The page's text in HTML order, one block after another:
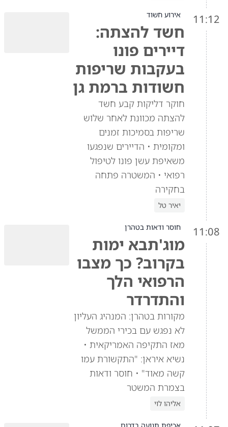
11:12 אירוע חשוד
חשד להצתה:
דיירים פונו
בעקבות שריפות
חשודות ברמת גן
חוקר דליקות קבע חשד
להצתה מכוונת לאחר שלוש
שריפות בסמיכות זמנים
ומקומית • הדיירים שנפגעו
משאיפת עשן פונו לטיפול
רפואי • המשטרה פתחה
בחקירה
יאיר טל
11:08 חוסר ודאות בטהרן
מוג'תבא ימות
בקרוב? כך מצבו
הרפואי הלך
והתדרדר
מקורות בטהרן: המנהיג העליון
לא נפגש עם בכירי הממשל
מאז התקיפה האמריקאית •
נשיא איראן: "התקשורת עמו
קשה מאוד" • חוסר ודאות
בצמרת המשטר
אליהו לוי